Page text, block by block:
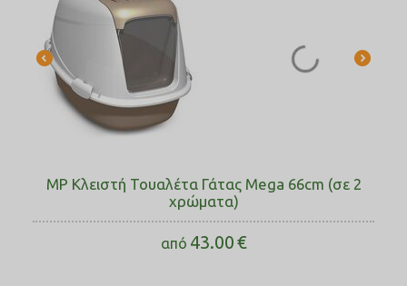
MP Κλειστή Τουαλέτα Γάτας Mega 66cm (σε 2
χρώματα)
από 43.00€